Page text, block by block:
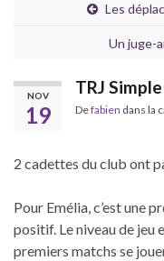
Les
Un juge-
NOV
19
TRJ
Defabien dans la
2 cadettes du club ont
Pour Emélia, c’est une
positif. Le niveau de jeu
premiers matchs se